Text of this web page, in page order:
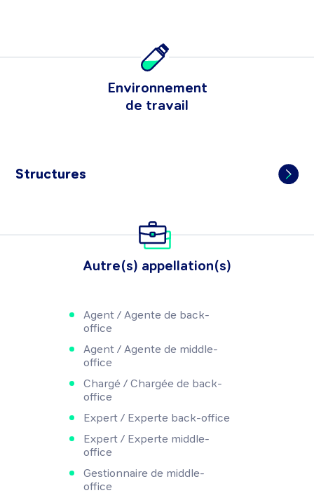
Environnement
de travail
Structures
Autre(s) appellation(s)
Agent / Agente de back-
office
Agent / Agente de middle-
office
Chargé / Chargée de back-
office
Expert / Experte back-office
Expert / Experte middle-
office
Gestionnaire de middle-
office